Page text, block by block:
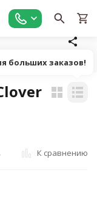
К сравнению
больших заказов!